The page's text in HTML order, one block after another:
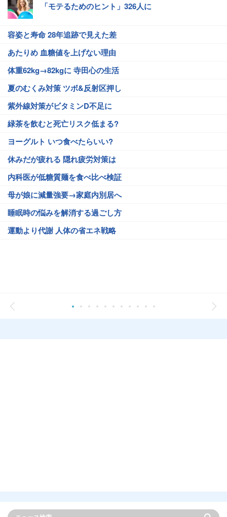
「モテるためのヒント」326人に
容姿と寿命 28年追跡で見えた差
あたりめ 血糖値を上げない理由
体重62kg→82kgに 寺田心の生活
夏のむくみ対策 ツボ&反射区押し
紫外線対策がビタミンD不足に
緑茶を飲むと死亡リスク低まる?
ヨーグルト いつ食べたらいい?
休みだが疲れる 隠れ疲労対策は
内科医が低糖質麺を食べ比べ検証
母が娘に減量強要→家庭内別居へ
睡眠時の悩みを解消する過ごし方
運動より代謝 人体の省エネ戦略